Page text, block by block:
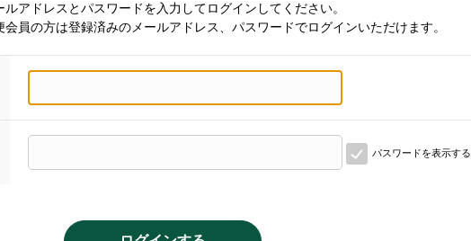
ルアドレスとパスワードを入力してログインしてください。
員の方は登録済みのメールアドレス、パスワードでログインいただけます。
パスワードを表示する